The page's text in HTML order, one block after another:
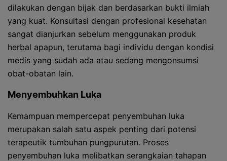
dilakukan dengan bijak dan berdasarkan bukti ilmiah
yang kuat. Konsultasi dengan profesional kesehatan
sangat dianjurkan sebelum menggunakan produk
herbal apapun, terutama bagi individu dengan kondisi
medis yang sudah ada atau sedang mengonsumsi
obat-obatan lain.
Menyembuhkan Luka
Kemampuan mempercepat penyembuhan luka
merupakan salah satu aspek penting dari potensi
terapeutik tumbuhan pungpurutan. Proses
penyembuhan luka melibatkan serangkaian tahapan